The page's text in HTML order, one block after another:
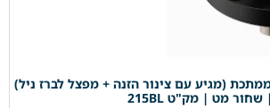
(מגיע עם צינור הזנה + מפצל לברז ניל)
| שחור מט | מק"ט 215BL